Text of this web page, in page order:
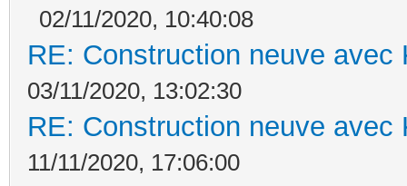
02/11/2020, 10:40:08
RE: Construction neuve avec
03/11/2020, 13:02:30
RE: Construction neuve avec
11/11/2020, 17:06:00